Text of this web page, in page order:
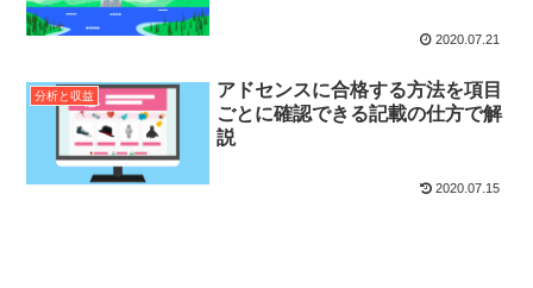
2020.07.21
分析と収益
アドセンスに合格する方法を項目
ごとに確認できる記載の仕方で解
説
2020.07.15